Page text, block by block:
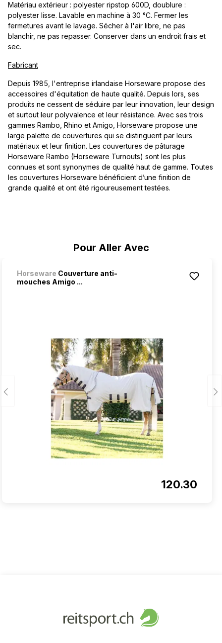
Pour Aller Avec
Horseware Couverture anti-
mouches Amigo ...
120.30
Matériau extérieur : polyester ripstop 600D, doublure :
polyester lisse. Lavable en machine à 30 °C. Fermer les
fermetures avant le lavage. Sécher à l'air libre, ne pas
blanchir, ne pas repasser. Conserver dans un endroit frais et
sec.
Fabricant
Depuis 1985, l'entreprise irlandaise Horseware propose des
accessoires d'équitation de haute qualité. Depuis lors, ses
produits ne cessent de séduire par leur innovation, leur design
et surtout leur polyvalence et leur résistance. Avec ses trois
gammes Rambo, Rhino et Amigo, Horseware propose une
large palette de couvertures qui se distinguent par leurs
matériaux et leur finition. Les couvertures de pâturage
Horseware Rambo (Horseware Turnouts) sont les plus
connues et sont synonymes de qualité haut de gamme. Toutes
les couvertures Horseware bénéficient d’une finition de
grande qualité et ont été rigoureusement testées.